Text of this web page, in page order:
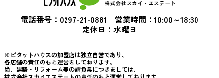
電話番号：0297-21-0881 営業時間：10:00～18:30
定休日：水曜日
※ピタットハウスの加盟店は独立自営であり、
各店舗の責任のもと運営をしております。
尚、建築・リフォーム等の請負業につきましては、
株式会社スカイエステートの責任のもと運営しております。